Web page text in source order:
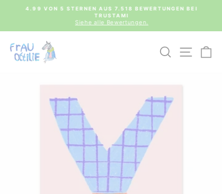
Pause
Diashow
4.99 VON 5 STERNEN AUS 7.518 BEWERTUNGEN BEI
TRUSTAMI
Siehe alle Bewertungen.
SUCHE